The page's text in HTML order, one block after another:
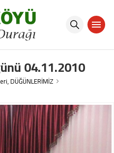
04.11.2010
,DÜĞÜNLERİMİZ